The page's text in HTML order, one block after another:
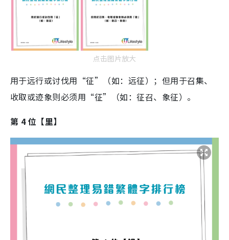
点击图片放大
用于远行或讨伐用“征”（如：远征）；但用于召集、
收取或迹象则必须用“征”（如：征召、象征）。
第 4 位【里】